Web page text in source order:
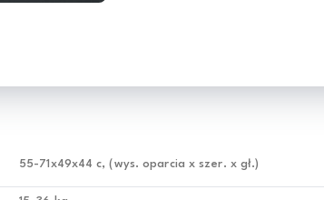
55-71x49x44 c, (wys. oparcia x szer. x gł.)